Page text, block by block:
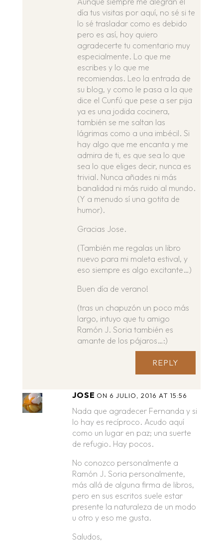
día tus visitas por aquí, no sé si te
lo sé trasladar como es debido
pero es así, hoy quiero
agradecerte tu comentario muy
especialmente. Lo que me
escribes y lo que me
recomiendas. Leo la entrada de
su blog, y como le pasa a la que
dice el Cunfú que pese a ser pija
ya es una jodida cocinera,
también se me saltan las
lágrimas como a una imbécil. Si
hay algo que me encanta y me
admira de ti, es que sea lo que
sea lo que eliges decir, nunca es
trivial. Nunca añades ni más
banalidad ni más ruido al mundo.
(Y a menudo sí una gotita de
humor).
Gracias Jose.
(También me regalas un libro
nuevo para mi maleta estival, y
eso siempre es algo excitante…)
Buen día de verano!
(tras un chapuzón un poco más
largo, intuyo que tu amigo
Ramón J. Soria también es
amante de los pájaros…:)
REPLY
JOSE ON 6 JULIO, 2016 AT 15:56
Nada que agradecer Fernanda y si
lo hay es recíproco. Acudo aquí
como un lugar en paz; una suerte
de refugio. Hay pocos.
No conozco personalmente a
Ramón J. Soria personalmente,
más allá de alguna firma de libros,
pero en sus escritos suele estar
presente la naturaleza de un modo
u otro y eso me gusta.
Saludos,